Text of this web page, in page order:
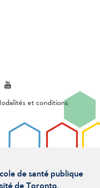
et conditions
de santé publique
de Toronto.